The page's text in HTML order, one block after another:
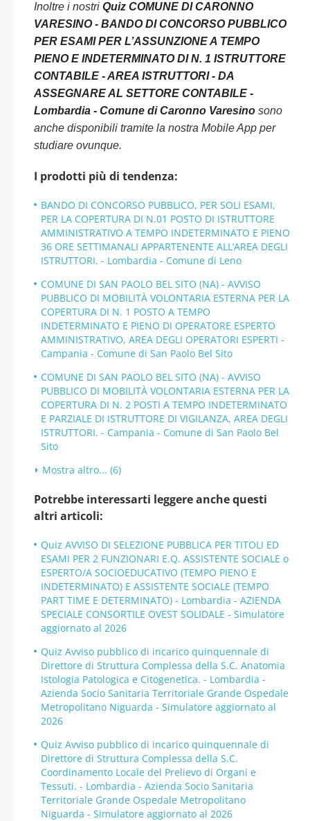
Inoltre i nostri Quiz COMUNE DI CARONNO
VARESINO - BANDO DI CONCORSO PUBBLICO
PER ESAMI PER L’ASSUNZIONE A TEMPO
PIENO E INDETERMINATO DI N. 1 ISTRUTTORE
CONTABILE - AREA ISTRUTTORI - DA
ASSEGNARE AL SETTORE CONTABILE -
Lombardia - Comune di Caronno Varesino sono
anche disponibili tramite la nostra Mobile App per
studiare ovunque.
I prodotti più di tendenza:
BANDO DI CONCORSO PUBBLICO, PER SOLI ESAMI,
PER LA COPERTURA DI N.01 POSTO DI ISTRUTTORE
AMMINISTRATIVO A TEMPO INDETERMINATO E PIENO
36 ORE SETTIMANALI APPARTENENTE ALL’AREA DEGLI
ISTRUTTORI. - Lombardia - Comune di Leno
COMUNE DI SAN PAOLO BEL SITO (NA) - AVVISO
PUBBLICO DI MOBILITÀ VOLONTARIA ESTERNA PER LA
COPERTURA DI N. 1 POSTO A TEMPO
INDETERMINATO E PIENO DI OPERATORE ESPERTO
AMMINISTRATIVO, AREA DEGLI OPERATORI ESPERTI -
Campania - Comune di San Paolo Bel Sito
COMUNE DI SAN PAOLO BEL SITO (NA) - AVVISO
PUBBLICO DI MOBILITÀ VOLONTARIA ESTERNA PER LA
COPERTURA DI N. 2 POSTI A TEMPO INDETERMINATO
E PARZIALE DI ISTRUTTORE DI VIGILANZA, AREA DEGLI
ISTRUTTORI. - Campania - Comune di San Paolo Bel
Sito
Mostra altro... (6)
Potrebbe interessarti leggere anche questi
altri articoli:
Quiz AVVISO DI SELEZIONE PUBBLICA PER TITOLI ED
ESAMI PER 2 FUNZIONARI E.Q. ASSISTENTE SOCIALE o
ESPERTO/A SOCIOEDUCATIVO (TEMPO PIENO E
INDETERMINATO) E ASSISTENTE SOCIALE (TEMPO
PART TIME E DETERMINATO) - Lombardia - AZIENDA
SPECIALE CONSORTILE OVEST SOLIDALE - Simulatore
aggiornato al 2026
Quiz Avviso pubblico di incarico quinquennale di
Direttore di Struttura Complessa della S.C. Anatomia
Istologia Patologica e Citogenetica. - Lombardia -
Azienda Socio Sanitaria Territoriale Grande Ospedale
Metropolitano Niguarda - Simulatore aggiornato al
2026
Quiz Avviso pubblico di incarico quinquennale di
Direttore di Struttura Complessa della S.C.
Coordinamento Locale del Prelievo di Organi e
Tessuti. - Lombardia - Azienda Socio Sanitaria
Territoriale Grande Ospedale Metropolitano
Niguarda - Simulatore aggiornato al 2026